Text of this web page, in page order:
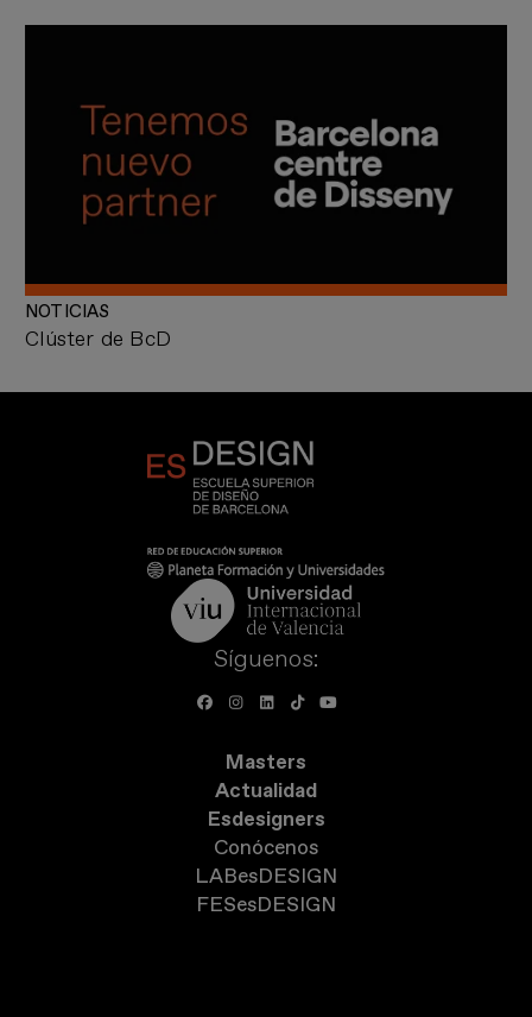
Clúster de BcD
NOTICIAS
Síguenos:
Masters
Actualidad
Esdesigners
Conócenos
LABesDESIGN
FESesDESIGN